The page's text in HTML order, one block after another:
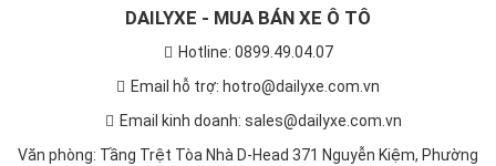
DAILYXE - MUA BÁN XE Ô TÔ
Hotline: 0899.49.04.07
Email hỗ trợ: hotro@dailyxe.com.vn
Email kinh doanh: sales@dailyxe.com.vn
Văn phòng: Tầng Trệt Tòa Nhà D-Head 371 Nguyễn Kiệm, Phường